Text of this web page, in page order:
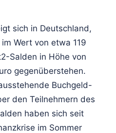
sich in Deutschland,
Wert von etwa 119
Salden in Höhe von
gegenüberstehen.
Buchgeld-
den Teilnehmern des
haben sich seit
im Sommer